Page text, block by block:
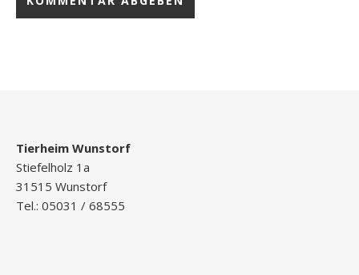
Tierheim Wunstorf
Stiefelholz 1a
31515 Wunstorf
Tel.: 05031 / 68555